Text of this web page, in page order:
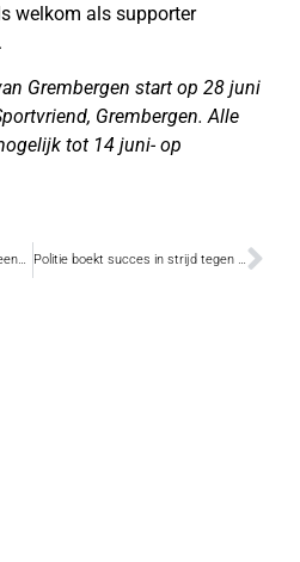
welkom als supporter
Grembergen start op 28 juni
Grembergen. Alle
tot 14 juni- op
5 miljoen euro om Mechelsesteenweg veiliger te maken Politie boekt succes in strijd tegen gevaarlijk rijgedrag